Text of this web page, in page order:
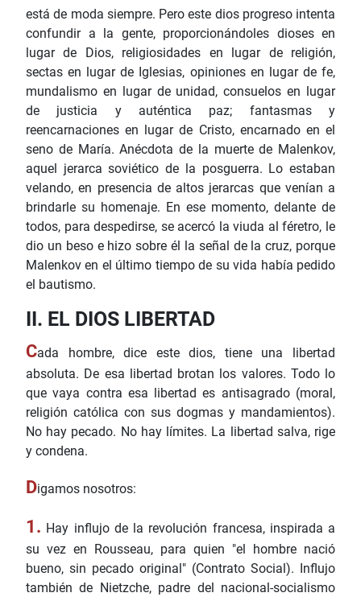
está de moda siempre. Pero este dios progreso intenta
confundir a la gente, proporcionándoles dioses en
lugar de Dios, religiosidades en lugar de religión,
sectas en lugar de Iglesias, opiniones en lugar de fe,
mundalismo en lugar de unidad, consuelos en lugar
de justicia y auténtica paz; fantasmas y
reencarnaciones en lugar de Cristo, encarnado en el
seno de María. Anécdota de la muerte de Malenkov,
aquel jerarca soviético de la posguerra. Lo estaban
velando, en presencia de altos jerarcas que venían a
brindarle su homenaje. En ese momento, delante de
todos, para despedirse, se acercó la viuda al féretro, le
dio un beso e hizo sobre él la señal de la cruz, porque
Malenkov en el último tiempo de su vida había pedido
el bautismo.
II. EL DIOS LIBERTAD
Cada hombre, dice este dios, tiene una libertad
absoluta. De esa libertad brotan los valores. Todo lo
que vaya contra esa libertad es antisagrado (moral,
religión católica con sus dogmas y mandamientos).
No hay pecado. No hay límites. La libertad salva, rige
y condena.
Digamos nosotros:
1. Hay influjo de la revolución francesa, inspirada a
su vez en Rousseau, para quien "el hombre nació
bueno, sin pecado original" (Contrato Social). Influjo
también de Nietzche, padre del nacional-socialismo